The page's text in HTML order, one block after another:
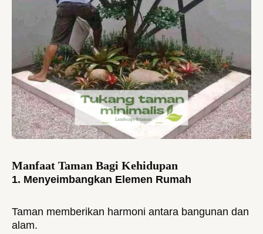
Manfaat Taman Bagi Kehidupan
1. Menyeimbangkan Elemen Rumah
Taman memberikan harmoni antara bangunan dan
alam.